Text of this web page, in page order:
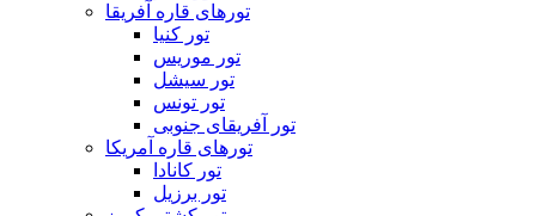
تورهای قاره آفریقا
تور کنیا
تور موریس
تور سیشل
تور تونس
تور آفریقای جنوبی
تورهای قاره آمریکا
تور کانادا
تور برزیل